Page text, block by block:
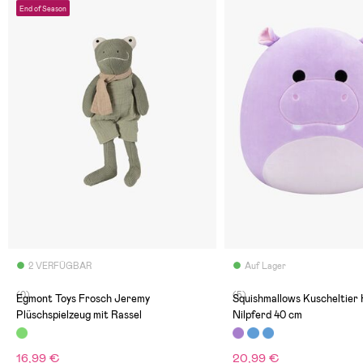
End of Season
2 VERFÜGBAR
(0)
Egmont Toys Frosch Jeremy
Plüschspielzeug mit Rassel
16,99 €
Auf Lager
(5)
Squishmallows Kuscheltier
Nilpferd 40 cm
20,99 €